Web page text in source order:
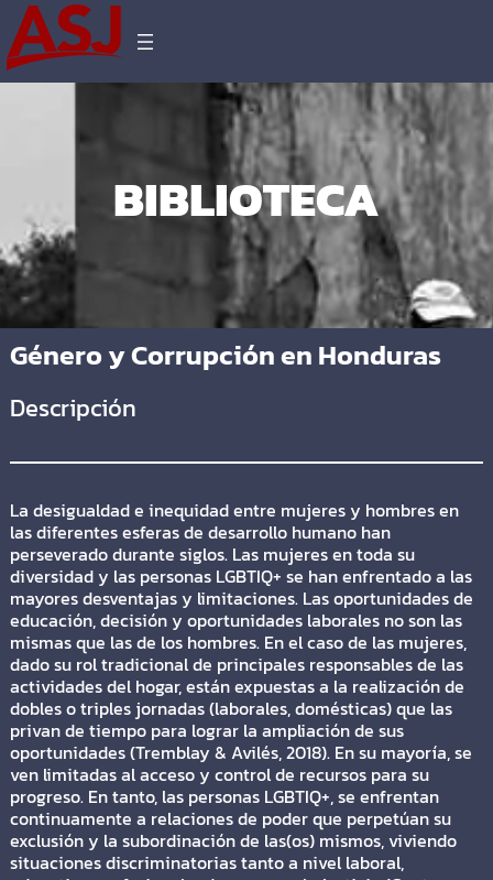
BIBLIOTECA
Género y Corrupción en Honduras
Descripción
La desigualdad e inequidad entre mujeres y hombres en
las diferentes esferas de desarrollo humano han
perseverado durante siglos. Las mujeres en toda su
diversidad y las personas LGBTIQ+ se han enfrentado a las
mayores desventajas y limitaciones. Las oportunidades de
educación, decisión y oportunidades laborales no son las
mismas que las de los hombres. En el caso de las mujeres,
dado su rol tradicional de principales responsables de las
actividades del hogar, están expuestas a la realización de
dobles o triples jornadas (laborales, domésticas) que las
privan de tiempo para lograr la ampliación de sus
oportunidades (Tremblay & Avilés, 2018). En su mayoría, se
ven limitadas al acceso y control de recursos para su
progreso. En tanto, las personas LGBTIQ+, se enfrentan
continuamente a relaciones de poder que perpetúan su
exclusión y la subordinación de las(os) mismos, viviendo
situaciones discriminatorias tanto a nivel laboral,